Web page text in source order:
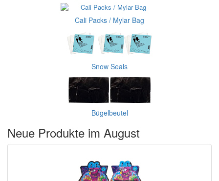
Cali Packs / Mylar Bag
Snow Seals
Bügelbeutel
Neue Produkte im August